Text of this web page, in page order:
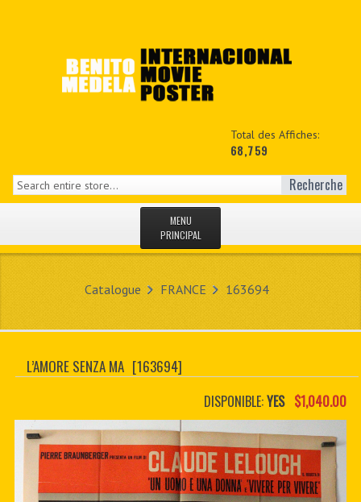
Total des Affiches:
68,759
Recherche
MENU
PRINCIPAL
MON COPTE
CONTACTER
PDF BOOKS
CUSTOM PDF
Catalogue FRANCE 163694
L’AMORE SENZA MA [163694]
DISPONIBLE:YES $1,040.00